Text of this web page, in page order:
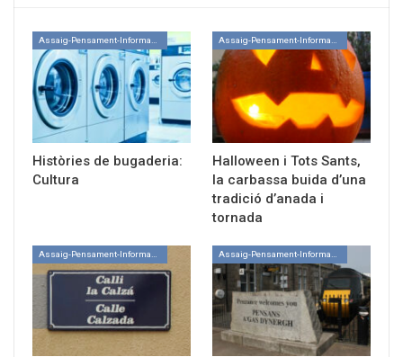
Assaig-Pensament-Informació
Històries de bugaderia:
Cultura
Assaig-Pensament-Informació
Halloween i Tots Sants,
la carbassa buida d’una
tradició d’anada i
tornada